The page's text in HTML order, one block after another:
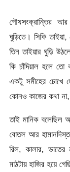
পৌষসংক্রান্তির
ঘুড়িতে। সিকি
তিন তাইয়ার ঘুড়ি
কি চাঁদিয়াল হলে
একটু সমীহের চোখে
কোনও কাজের কথা না,
তাই মানিক বলেছিল
বোতল আর
রিল, কালার, ভাতের
মাঠটায় হাজির হয়ে